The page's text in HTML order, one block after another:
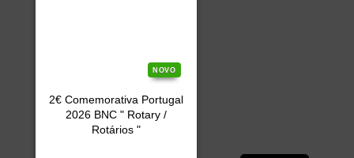
NOVO
2€ Comemorativa Portugal
2026 BNC " Rotary /
Rotários "